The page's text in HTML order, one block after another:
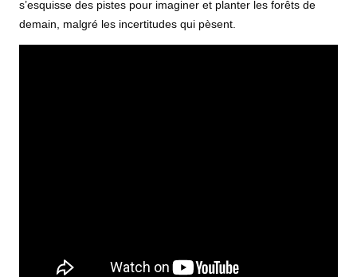
s’esquisse des pistes pour imaginer et planter les forêts de
demain, malgré les incertitudes qui pèsent.